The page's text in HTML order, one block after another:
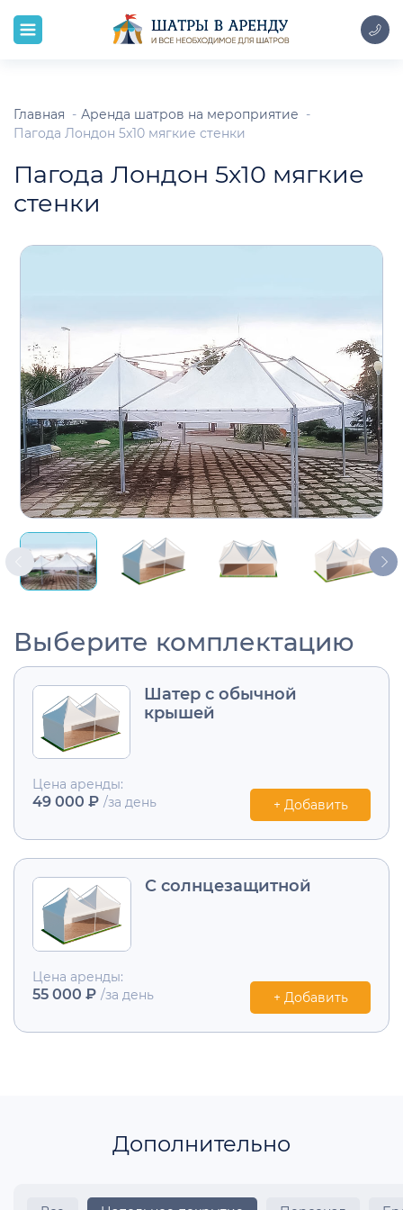
Главная
Аренда шатров на мероприятие
Пагода Лондон 5x10 мягкие стенки
Пагода Лондон 5x10 мягкие
стенки
Выберите комплектацию
Шатер с обычной
крышей
Цена аренды:
49 000 ₽ /за день + Добавить
С солнцезащитной
Цена аренды:
55 000 ₽ /за день + Добавить
Дополнительно